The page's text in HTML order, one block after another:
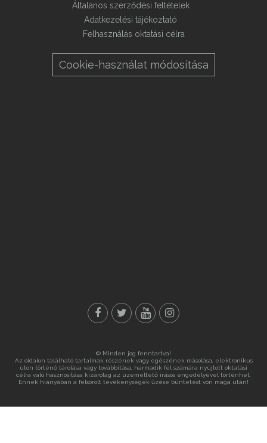
Általános szerződési feltételek
Adatkezelési tájékoztató
Felhasználás oktatási célra
Cookie-használat módosítása
© Minden jog fenntartva!
Az oldalon található tartalmak részének vagy egészének másolása, elektronikus
úton történő tárolása vagy továbbítása, harmadik fél számára nyújtott oktatási
célra való hasznosítása kizárólag az üzemeltető írásos engedélyével történhet.
Ennek hiányában a felsorolt tevékenységek űzése büntetést von maga után!